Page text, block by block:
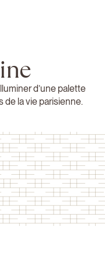
d’une palette
de la vie parisienne.